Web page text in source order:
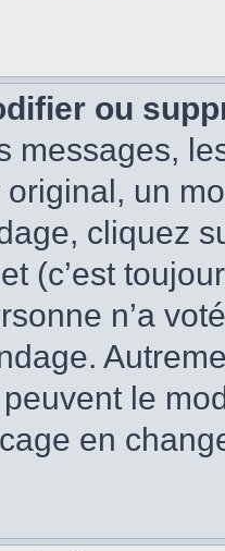
ou
messages,
original, un
cliquez
(c’est
n’a
le
en